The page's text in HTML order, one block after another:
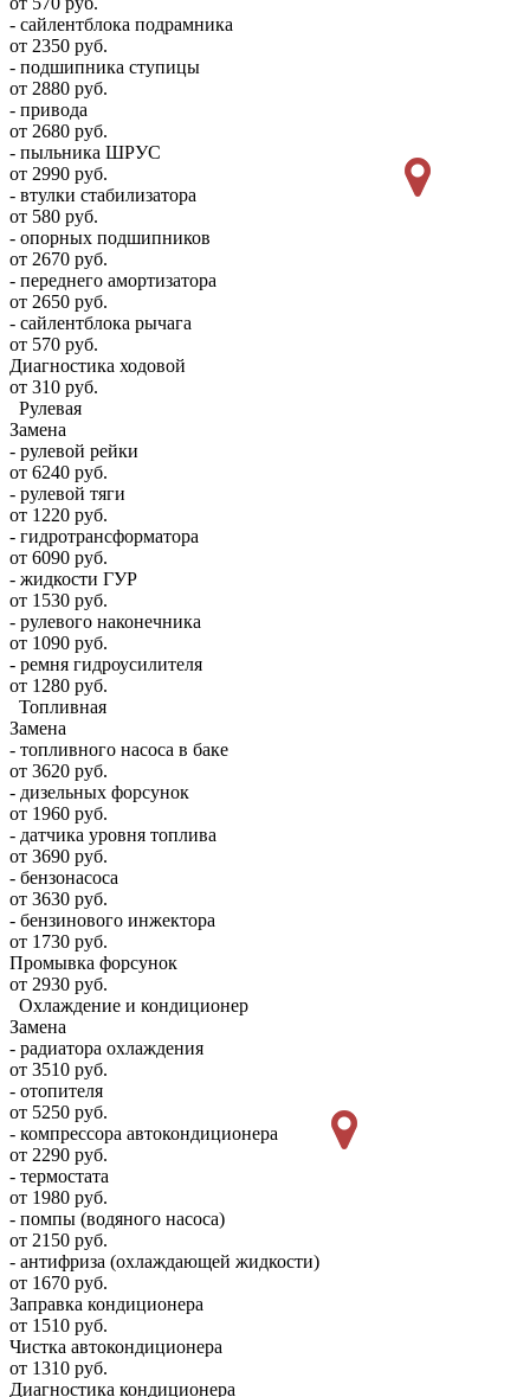
- сайлентблока подрамника
от 2350 руб.
- подшипника ступицы
от 2880 руб.
- привода
от 2680 руб.
- пыльника ШРУС
от 2990 руб.
- втулки стабилизатора
от 580 руб.
- опорных подшипников
от 2670 руб.
- переднего амортизатора
от 2650 руб.
- сайлентблока рычага
от 570 руб.
Диагностика ходовой
от 310 руб.
Рулевая
Замена
- рулевой рейки
от 6240 руб.
- рулевой тяги
от 1220 руб.
- гидротрансформатора
от 6090 руб.
- жидкости ГУР
от 1530 руб.
- рулевого наконечника
от 1090 руб.
- ремня гидроусилителя
от 1280 руб.
Топливная
Замена
- топливного насоса в баке
от 3620 руб.
- дизельных форсунок
от 1960 руб.
- датчика уровня топлива
от 3690 руб.
- бензонасоса
от 3630 руб.
- бензинового инжектора
от 1730 руб.
Промывка форсунок
от 2930 руб.
Охлаждение и кондиционер
Замена
- радиатора охлаждения
от 3510 руб.
- отопителя
от 5250 руб.
- компрессора автокондиционера
от 2290 руб.
- термостата
от 1980 руб.
- помпы (водяного насоса)
от 2150 руб.
- антифриза (охлаждающей жидкости)
от 1670 руб.
Заправка кондиционера
от 1510 руб.
Чистка автокондиционера
от 1310 руб.
Диагностика кондиционера